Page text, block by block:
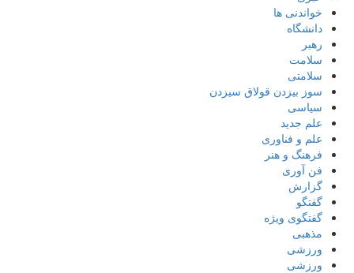
خواندنی ها
دانشگاه
رهبر
سلامت
سلامتی
سوز بیزدن قولاق سیزدن
سیاسی
علم جدید
علم و فناوری
فرهنگ و هنر
فن آوری
گزارش
گفتگو
گفتگوی ویژه
مذهبی
ورزشی
ورزشی